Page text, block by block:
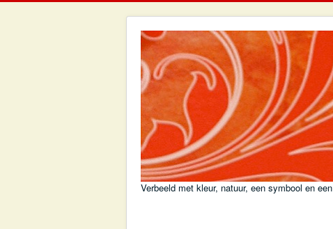
Verbeeld met kleur, natuur, een symbool en